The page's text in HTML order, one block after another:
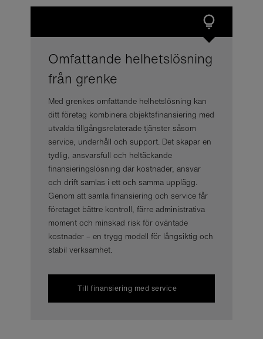
Omfattande helhetslösning
från grenke
Med grenkes omfattande helhetslösning kan
ditt företag kombinera objektsfinansiering med
utvalda tillgångsrelaterade tjänster såsom
service, underhåll och support. Det skapar en
tydlig, ansvarsfull och heltäckande
finansieringslösning där kostnader, ansvar
och drift samlas i ett och samma upplägg.
Genom att samla finansiering och service får
företaget bättre kontroll, färre administrativa
moment och minskad risk för oväntade
kostnader – en trygg modell för långsiktig och
stabil verksamhet.
Till finansiering med service